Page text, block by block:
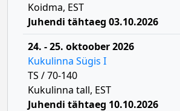
Koidma, EST
Juhendi tähtaeg 03.10.2026
24. - 25. oktoober 2026
Kukulinna Sügis I
TS / 70-140
Kukulinna tall, EST
Juhendi tähtaeg 10.10.2026